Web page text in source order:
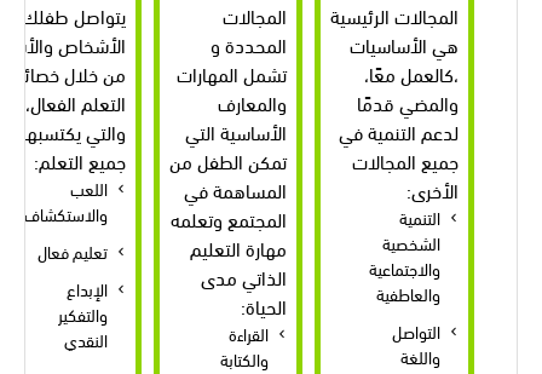
المجالات الرئيسية
هي الأساسيات
،كالعمل معًا،
والمضي قدمًا
لدعم التنمية في
جميع المجالات
الأخرى:
التنمية
الشخصية
والاجتماعية
والعاطفية
التواصل
واللغة
المجالات
المحددة و
تشمل المهارات
والمعارف
الأساسية التي
تمكن الطفل من
المساهمة في
المجتمع وتعلمه
مهارة التعليم
الذاتي مدى
الحياة:
القراءة
والكتابة
يتواصل طفلك
الأشخاص
من خلال خصائص
التعلم الفعال،
والتي يكتسبها
جميع التعلم:
اللعب
والاستكشاف
تعليم فعال
الإبداع
والتفكير
النقدي